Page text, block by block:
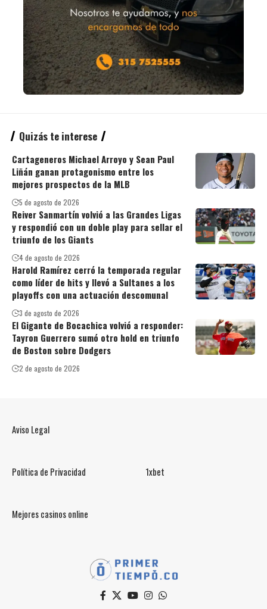
Quizás te interese
Cartageneros Michael Arroyo y Sean Paul
Liñán ganan protagonismo entre los
mejores prospectos de la MLB
5 de agosto de 2026
Reiver Sanmartín volvió a las Grandes Ligas
y respondió con un doble play para sellar el
triunfo de los Giants
4 de agosto de 2026
Harold Ramírez cerró la temporada regular
como líder de hits y llevó a Sultanes a los
playoffs con una actuación descomunal
3 de agosto de 2026
El Gigante de Bocachica volvió a responder:
Tayron Guerrero sumó otro hold en triunfo
de Boston sobre Dodgers
2 de agosto de 2026
Aviso Legal
Política de Privacidad 1xbet
Mejores casinos online